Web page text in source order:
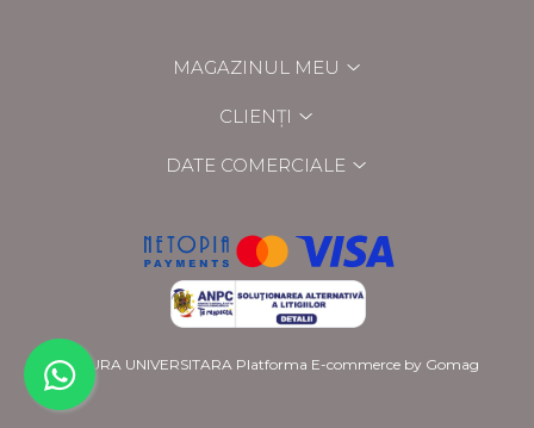
MAGAZINUL MEU
CLIENȚI
DATE COMERCIALE
EDITURA UNIVERSITARA Platforma E-commerce by Gomag